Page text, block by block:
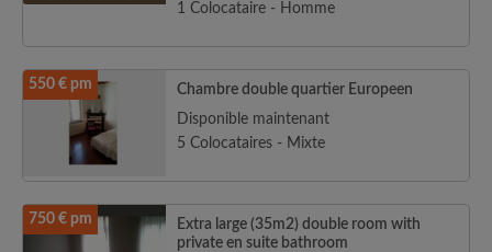
1 Colocataire - Homme
550 € pm
Chambre double quartier Europeen
Disponible maintenant
5 Colocataires - Mixte
750 € pm
Extra large (35m2) double room with
private en suite bathroom